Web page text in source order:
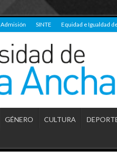
Admisión SINTE Equidad e Igualdad
GÉNERO CULTURA